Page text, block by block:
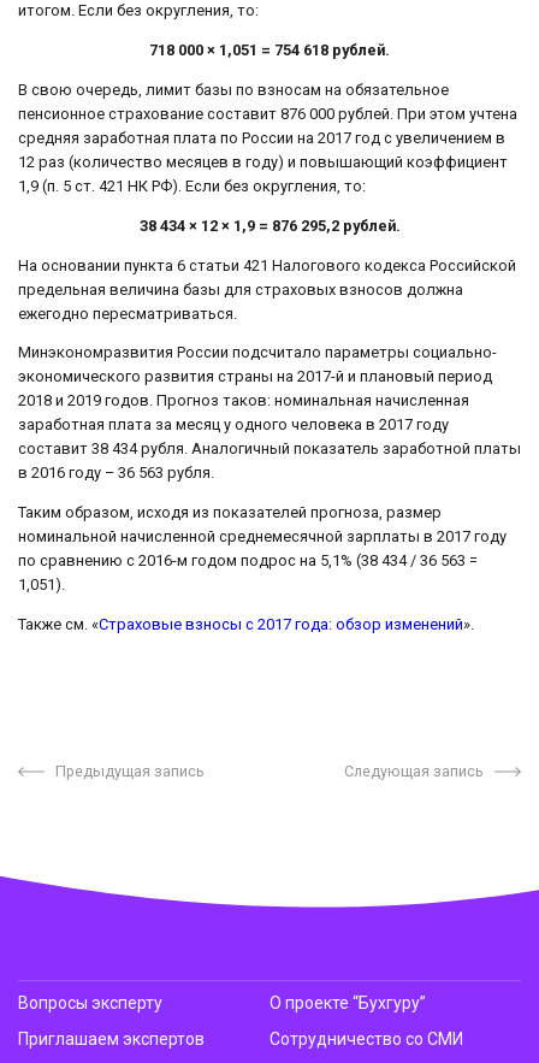
итогом. Если без округления, то:
718 000 × 1,051 = 754 618 рублей.
В свою очередь, лимит базы по взносам на обязательное
пенсионное страхование составит 876 000 рублей. При этом учтена
средняя заработная плата по России на 2017 год с увеличением в
12 раз (количество месяцев в году) и повышающий коэффициент
1,9 (п. 5 ст. 421 НК РФ). Если без округления, то:
38 434 × 12 × 1,9 = 876 295,2 рублей.
На основании пункта 6 статьи 421 Налогового кодекса Российской
предельная величина базы для страховых взносов должна
ежегодно пересматриваться.
Минэкономразвития России подсчитало параметры социально-
экономического развития страны на 2017-й и плановый период
2018 и 2019 годов. Прогноз таков: номинальная начисленная
заработная плата за месяц у одного человека в 2017 году
составит 38 434 рубля. Аналогичный показатель заработной платы
в 2016 году – 36 563 рубля.
Таким образом, исходя из показателей прогноза, размер
номинальной начисленной среднемесячной зарплаты в 2017 году
по сравнению с 2016-м годом подрос на 5,1% (38 434 / 36 563 =
1,051).
Также см. «Страховые взносы с 2017 года: обзор изменений».
Предыдущая запись Следующая запись
Вопросы эксперту
Приглашаем экспертов
О проекте “Бухгуру”
Сотрудничество со СМИ